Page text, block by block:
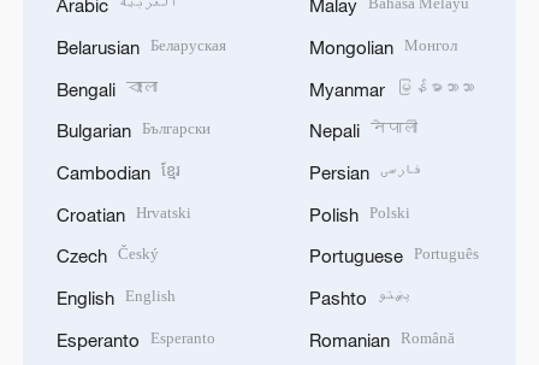
Arabic
Belarusian Беларуская
Bengali বাংলা
Bulgarian Български
Cambodian ខ្មែរ
Croatian Hrvatski
Czech Český
English English
Esperanto Esperanto
Malay
Mongolian Монгол
Myanmar မြန်မာဘာသာ
Nepali नेपाली
Persian فارسی
Polish Polski
Portuguese Português
Pashto پښتو
Romanian Română